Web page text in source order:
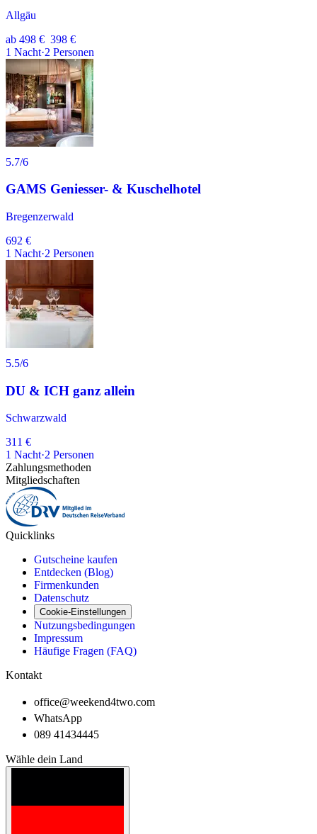
Allgäu
ab 498 € 398 €
1 Nacht·2 Personen
5.7/6
GAMS Geniesser- & Kuschelhotel
Bregenzerwald
692 €
1 Nacht·2 Personen
5.5/6
DU & ICH ganz allein
Schwarzwald
311 €
1 Nacht·2 Personen
Zahlungsmethoden
Mitgliedschaften
Quicklinks
Gutscheine kaufen
Entdecken (Blog)
Firmenkunden
Datenschutz
Cookie-Einstellungen
Nutzungsbedingungen
Impressum
Häufige Fragen (FAQ)
Kontakt
office@weekend4two.com
WhatsApp
089 41434445
Wähle dein Land